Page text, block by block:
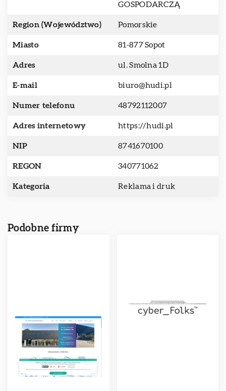
GOSPODARCZĄ
Region (Województwo) Pomorskie
Miasto 81-877 Sopot
Adres ul. Smolna 1D
E-mail biuro@hudi.pl
Numer telefonu 48792112007
Adres internetowy https://hudi.pl
NIP 8741670100
REGON 340771062
Kategoria Reklama i druk
Podobne firmy